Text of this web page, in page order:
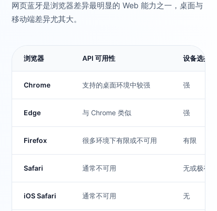
网页蓝牙是浏览器差异最明显的 Web 能力之一，桌面与
移动端差异尤其大。
浏览器 API 可用性 设备选择器
Chrome 支持的桌面环境中较强 强
Edge 与 Chrome 类似 强
Firefox 很多环境下有限或不可用 有限
Safari 通常不可用 无或极有限
iOS Safari 通常不可用 无